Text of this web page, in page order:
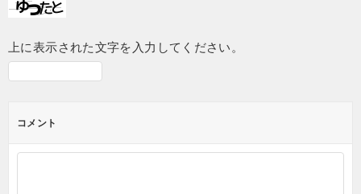
上に表示された文字を入力してください。
コメント